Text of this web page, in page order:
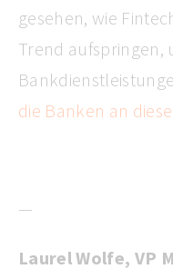
gesehen, wie
Trend aufspringen,
die Banken an
—
Laurel Wolfe, VP